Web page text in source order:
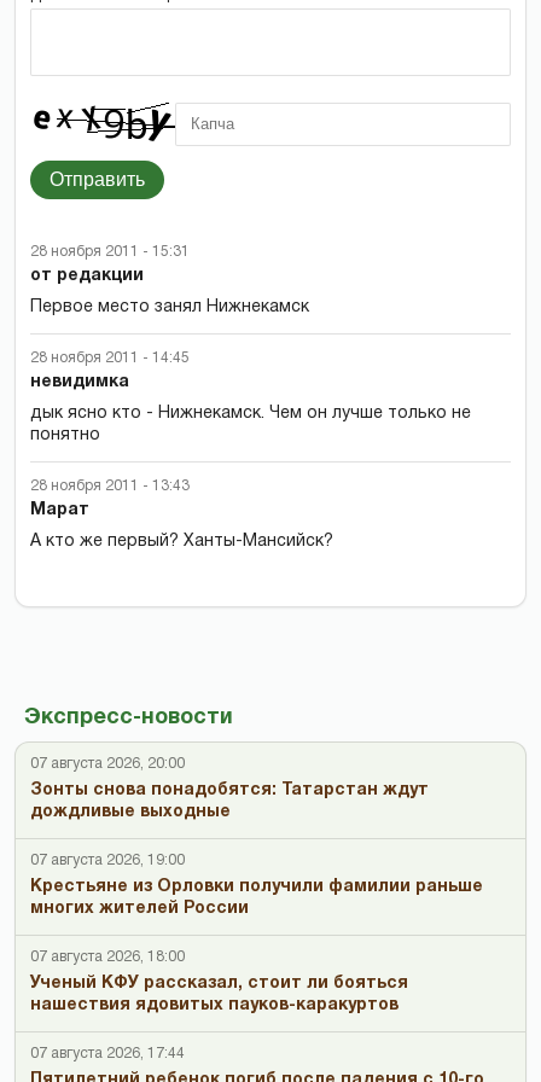
Экспресс-новости
07 августа 2026, 20:00
Зонты снова понадобятся: Татарстан ждут
дождливые выходные
07 августа 2026, 19:00
Крестьяне из Орловки получили фамилии раньше
многих жителей России
07 августа 2026, 18:00
Ученый КФУ рассказал, стоит ли бояться
нашествия ядовитых пауков-каракуртов
07 августа 2026, 17:44
Отправить
28 ноября 2011 - 15:31
от редакции
Первое место занял Нижнекамск
28 ноября 2011 - 14:45
невидимка
дык ясно кто - Нижнекамск. Чем он лучше только не
понятно
28 ноября 2011 - 13:43
Марат
А кто же первый? Ханты-Мансийск?